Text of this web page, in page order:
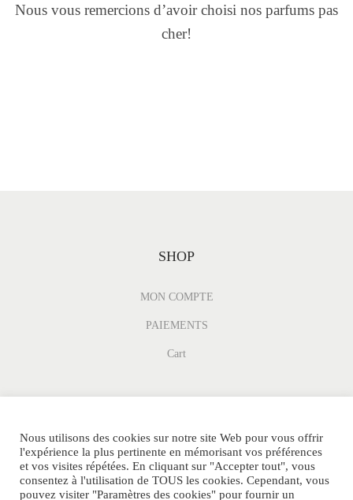
Nous vous remercions d’avoir choisi nos parfums pas
cher!
SHOP
MON COMPTE
PAIEMENTS
Cart
Nous utilisons des cookies sur notre site Web pour vous offrir
l'expérience la plus pertinente en mémorisant vos préférences
et vos visites répétées. En cliquant sur "Accepter tout", vous
consentez à l'utilisation de TOUS les cookies. Cependant, vous
pouvez visiter "Paramètres des cookies" pour fournir un